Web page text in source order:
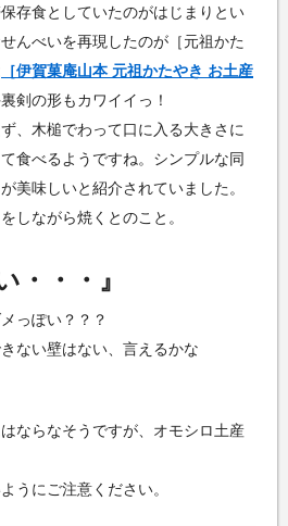
存食としていたのがはじまりとい
んべいを再現したのが［元祖かた
［伊賀菓庵山本 元祖かたやき お土産
剣の形もカワイイっ！
、木槌でわって口に入る大きさに
食べるようですね。シンプルな同
美味しいと紹介されていました。
しながら焼くとのこと。
・・・』
っぽい？？？
ない壁はない、言えるかな
ならなそうですが、オモシロ土産
うにご注意ください。